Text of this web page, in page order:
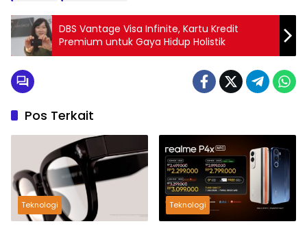
DBS Vantage Visa Infinite, Kartu Kredit
Premium untuk Gaya Hidup Holistik
Pos Terkait
Teknologi Teknologi